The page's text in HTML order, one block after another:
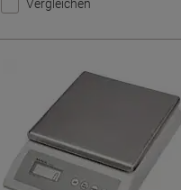
Vergleichen